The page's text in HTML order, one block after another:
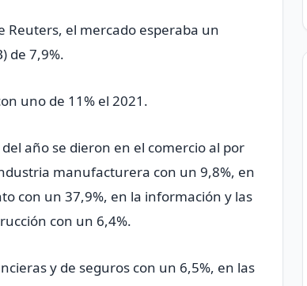
Reuters, el mercado esperaba un
de 7,9%.
uno de 11% el 2021.
año se dieron en el comercio al por
manufacturera con un 9,8%, en
con un 37,9%, en la información y las
con un 6,4%.
y de seguros con un 6,5%, en las